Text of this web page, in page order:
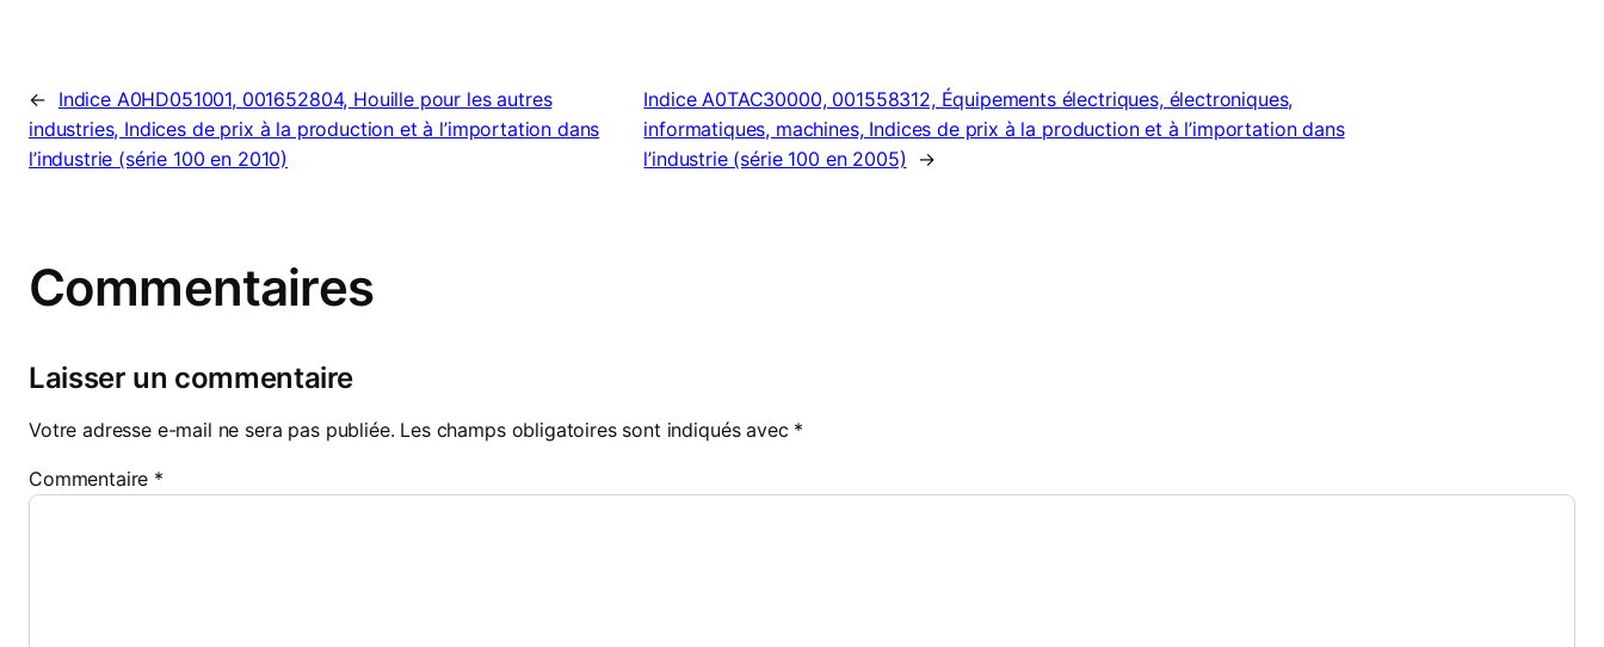
← Indice A0HD051001, 001652804, Houille pour les autres
industries, Indices de prix à la production et à l’importation dans
l’industrie (série 100 en 2010)
Indice A0TAC30000, 001558312, Équipements électriques, électroniques,
informatiques, machines, Indices de prix à la production et à l’importation dans
l’industrie (série 100 en 2005)
→
Commentaires
Laisser un commentaire
Votre adresse e-mail ne sera pas publiée. Les champs obligatoires sont indiqués avec *
Commentaire *